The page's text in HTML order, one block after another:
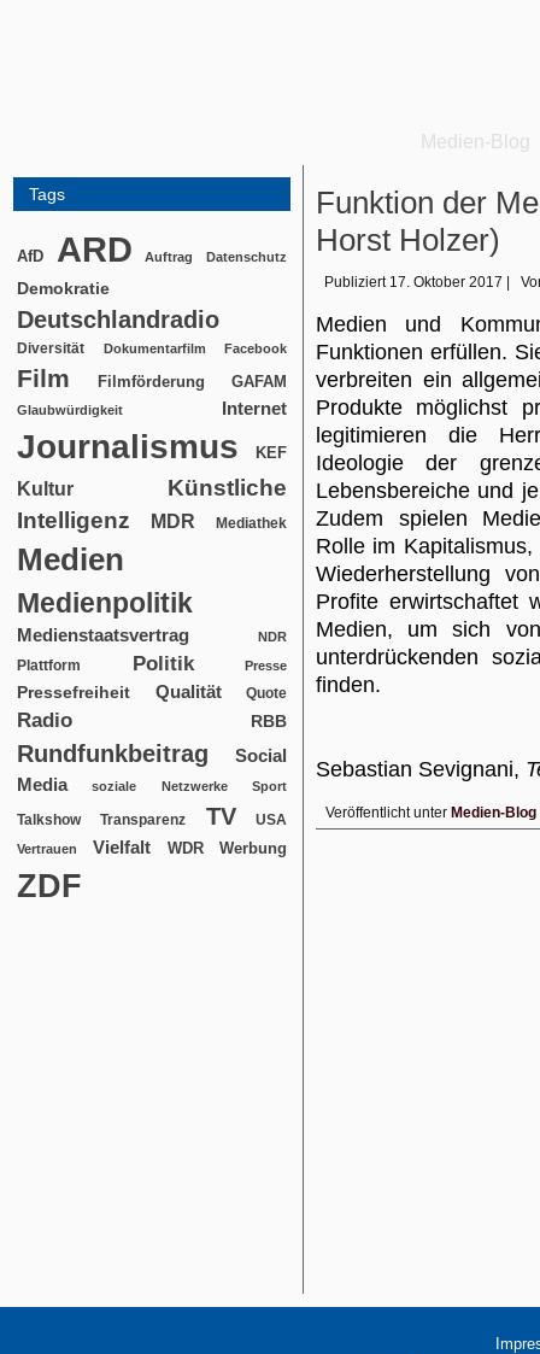
Medien-Blog
Tags
AfD ARD Auftrag Datenschutz
Demokratie
Deutschlandradio
Diversität Dokumentarfilm Facebook
Film Filmförderung GAFAM
Glaubwürdigkeit Internet
Journalismus KEF
Kultur
Künstliche
Intelligenz
MDR Mediathek
Medien
Medienpolitik
Medienstaatsvertrag NDR
Plattform Politik Presse
Pressefreiheit Qualität Quote
Radio RBB
Rundfunkbeitrag
Social
Media
soziale Netzwerke Sport
Talkshow Transparenz TV USA
Vertrauen Vielfalt WDR Werbung
ZDF
Funktion der
Horst Holzer)
Publiziert 17. Oktober 2017
Medien und
Funktionen erfüllen.
verbreiten ein
Produkte möglichst
legitimieren die
Ideologie der
Lebensbereiche und
Zudem spielen
Rolle im
Wiederherstellung
Profite erwirtschaftet
Medien, um sich
unterdrückenden
finden.
Sebastian Sevignani,
Veröffentlicht unter Medien-Blog